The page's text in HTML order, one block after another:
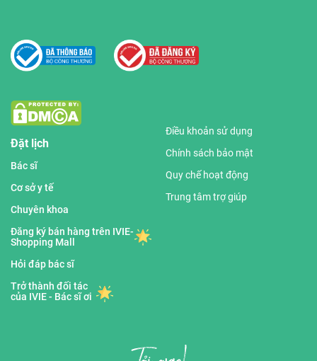
Đặt lịch
Bác sĩ
Cơ sở y tế
Chuyên khoa
Đăng ký bán hàng trên IVIE-
Shopping Mall
Hỏi đáp bác sĩ
Trở thành đối tác
của IVIE - Bác sĩ ơi
Điều khoản sử dụng
Chính sách bảo mật
Quy chế hoạt động
Trung tâm trợ giúp